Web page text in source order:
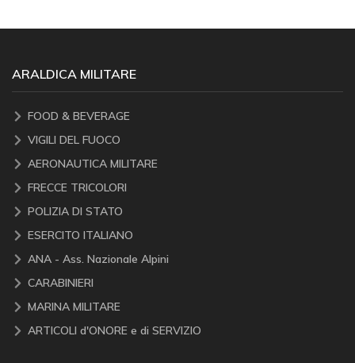
ARALDICA MILITARE
FOOD & BEVERAGE
VIGILI DEL FUOCO
AERONAUTICA MILITARE
FRECCE TRICOLORI
POLIZIA DI STATO
ESERCITO ITALIANO
ANA - Ass. Nazionale Alpini
CARABINIERI
MARINA MILITARE
ARTICOLI d'ONORE e di SERVIZIO